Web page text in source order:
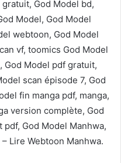
God Model bd,
Model, God Model
webtoon, God Model
vf, toomics God Model
God Model pdf gratuit,
scan épisode 7, God
fin manga pdf, manga,
version complète, God
God Model Manhwa,
Lire Webtoon Manhwa.